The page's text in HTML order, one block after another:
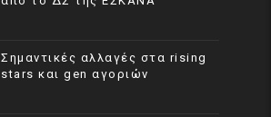
Σημαντικές αλλαγές στα rising
stars και gen αγοριών